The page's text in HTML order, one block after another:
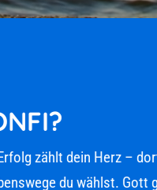
zählt dein Herz –
du wählst. Gott